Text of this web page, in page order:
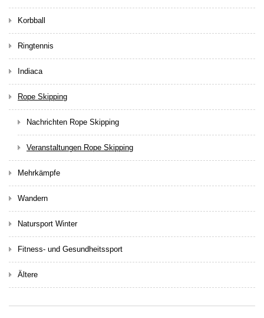
Korbball
Ringtennis
Indiaca
Rope Skipping
Nachrichten Rope Skipping
Veranstaltungen Rope Skipping
Mehrkämpfe
Wandern
Natursport Winter
Fitness- und Gesundheitssport
Ältere